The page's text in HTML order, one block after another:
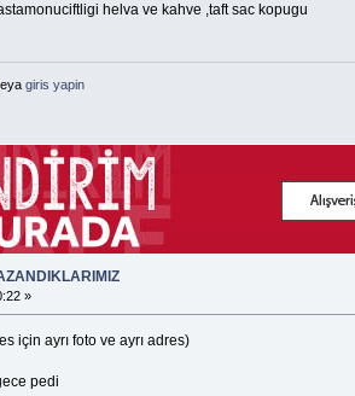
helva ve kahve ,taft sac kopugu
giris yapin
»
için ayrı foto ve ayrı adres)
pedi